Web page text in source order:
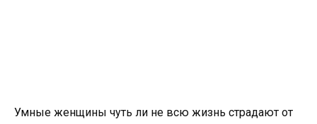
Умные женщины чуть ли не всю жизнь страдают от